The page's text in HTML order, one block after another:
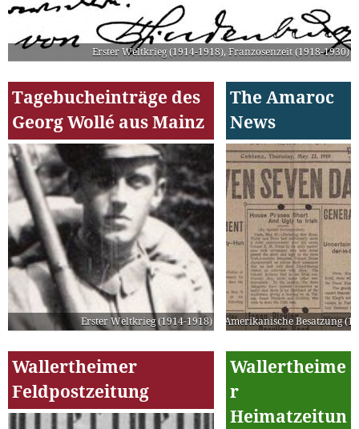
Erster Weltkrieg (1914-1918), Franzosenzeit (1918-1930)
Erster Weltkrieg (1914-1918)
Tagebucheinträge des
Georg Wollé aus Mainz
Amerikanische Besatzung
The Amaroc
News
Wallertheimer
Feldpostzeitung
Wallertheime
r
Heimatzeitun